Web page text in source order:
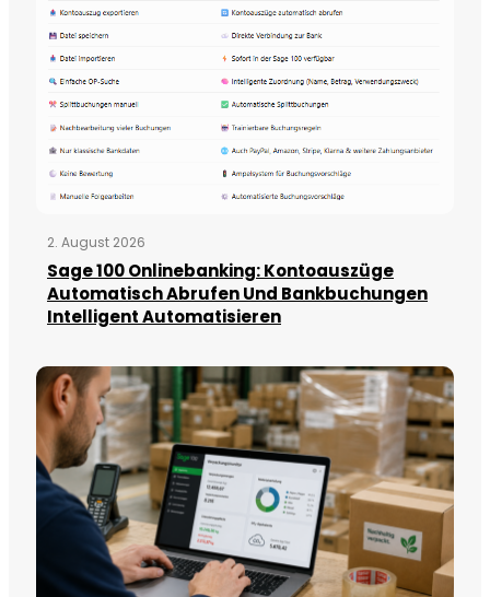
2. August 2026
Sage 100 Onlinebanking: Kontoauszüge
Automatisch Abrufen Und Bankbuchungen
Intelligent Automatisieren